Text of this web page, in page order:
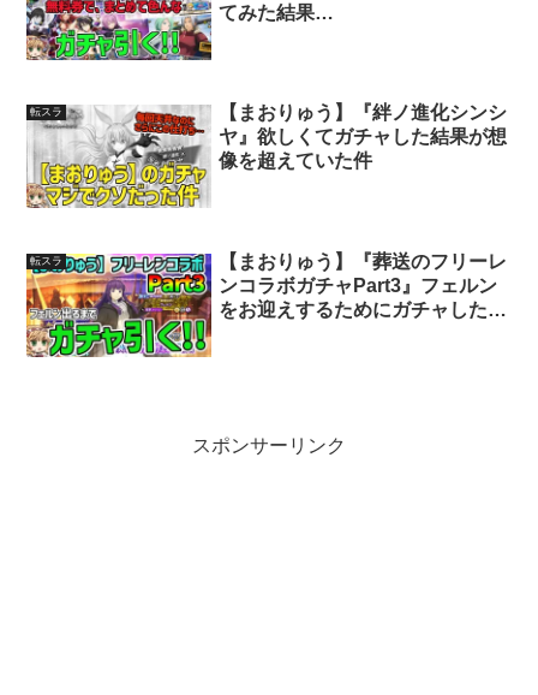
てみた結果…
転スラ
【まおりゅう】『絆ノ進化シンシ
ヤ』欲しくてガチャした結果が想
像を超えていた件
転スラ
【まおりゅう】『葬送のフリーレ
ンコラボガチャPart3』フェルン
をお迎えするためにガチャした結
スポンサーリンク